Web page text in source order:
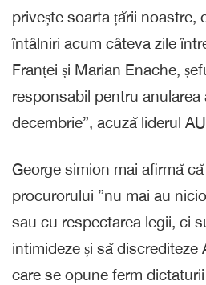
privește soarta țării noastre,
întâlniri acum câteva zile
Franței și Marian Enache,
responsabil pentru anularea
decembrie”, acuză liderul
George simion mai afirmă
procurorului ”nu mai au
sau cu respectarea legii, ci
intimideze și să discrediteze
care se opune ferm